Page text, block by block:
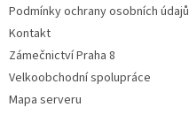
Podmínky ochrany osobních údajů
Kontakt
Zámečnictví Praha 8
Velkoobchodní spolupráce
Mapa serveru